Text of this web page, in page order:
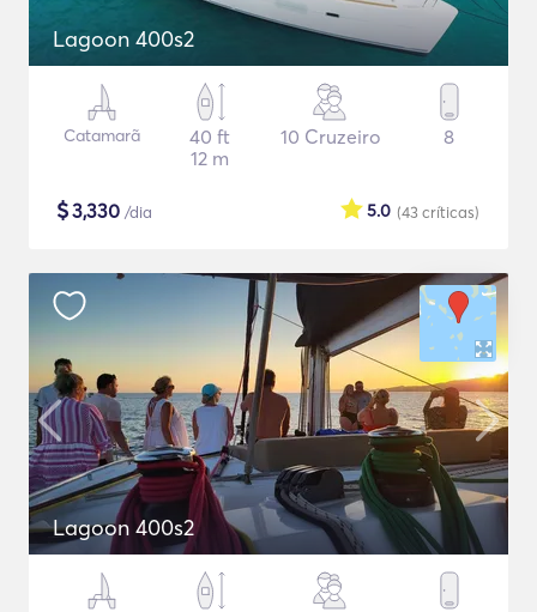
Lagoon 400s2
Catamarã
40 ft
12 m
10 Cruzeiro 8
$3,330 /dia (43críticas)
5.0
Lagoon 400s2